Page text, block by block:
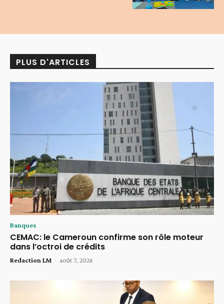
PLUS D'ARTICLES
Banques
CEMAC: le Cameroun confirme son rôle moteur
dans l’octroi de crédits
Redaction LM - août 7, 2026